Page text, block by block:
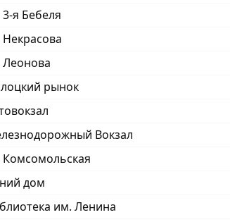
3-я Бебеля
Некрасова
Леонова
рынок
Вокзал
Комсомольская
дом
им. Ленина